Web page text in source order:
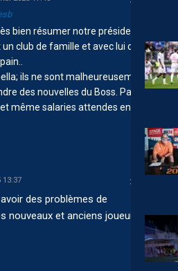
bien résumer notre président
club de famille et avec lui c’est
ils ne sont malheureusement
des nouvelles du Boss. Pas
même salaries attendes encore.
13:37
des problèmes de
et anciens joueurs !